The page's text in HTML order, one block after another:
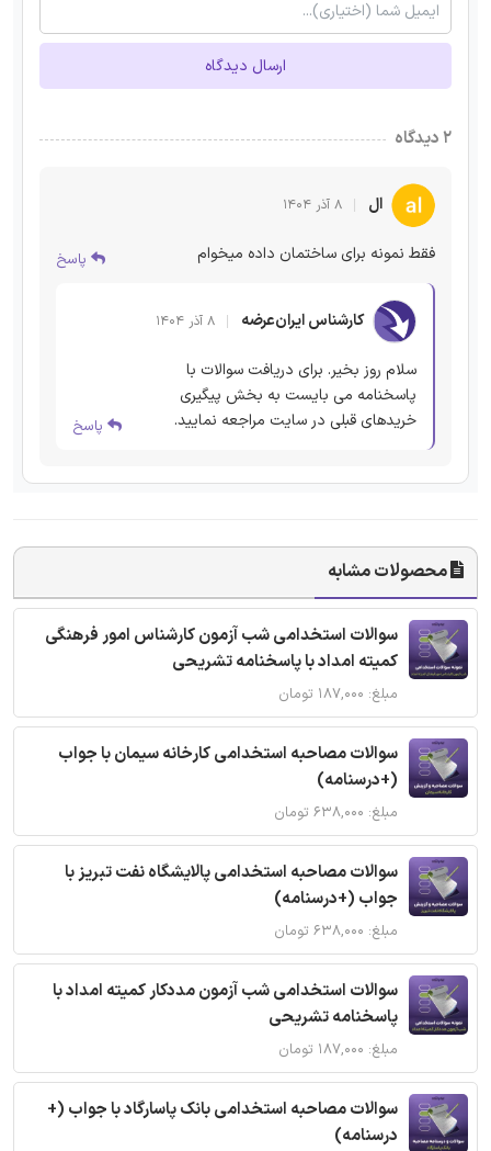
ارسال دیدگاه
۲ دیدگاه
ال ۸ آذر ۱۴۰۴
فقط نمونه برای ساختمان داده میخوام پاسخ
کارشناس ایران‌عرضه ۸ آذر ۱۴۰۴
سلام روز بخیر. برای دریافت سوالات با
پاسخنامه می بایست به بخش پیگیری
خریدهای قبلی در سایت مراجعه نمایید.
پاسخ
محصولات مشابه
سوالات استخدامی شب آزمون کارشناس امور فرهنگی
کمیته امداد با پاسخنامه تشریحی
مبلغ: ۱۸۷,۰۰۰ تومان
سوالات مصاحبه استخدامی کارخانه سیمان با جواب
(+درسنامه)
مبلغ: ۶۳۸,۰۰۰ تومان
سوالات مصاحبه استخدامی پالایشگاه نفت تبریز با
جواب (+درسنامه)
مبلغ: ۶۳۸,۰۰۰ تومان
سوالات استخدامی شب آزمون مددکار کمیته امداد با
پاسخنامه تشریحی
مبلغ: ۱۸۷,۰۰۰ تومان
سوالات مصاحبه استخدامی بانک پاسارگاد با جواب (+
درسنامه)